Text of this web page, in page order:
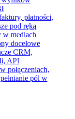
płatności,
pod ręką
w mediach
docelowe
CRM,
API
połączeniach,
pól w